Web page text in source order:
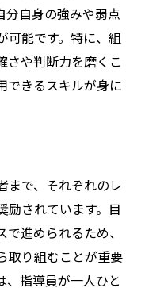
分自身の強みや弱点
可能です。特に、組
さや判断力を磨くこ
できるスキルが身に
まで、それぞれのレ
励されています。目
進められるため、
取り組むことが重要
、指導員が一人ひと